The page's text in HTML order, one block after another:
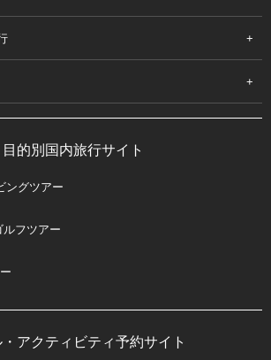
目的別国内旅行サイト
ングツアー
フツアー
アクティビティ予約サイト